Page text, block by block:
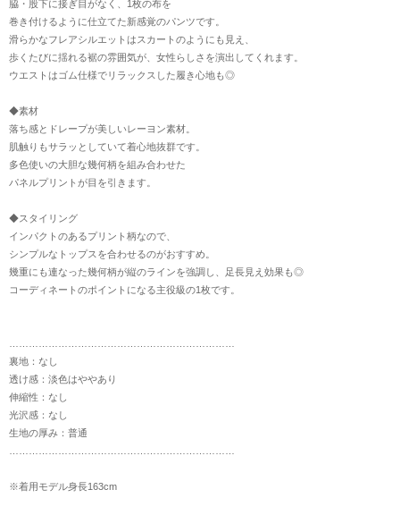
脇・股下に接ぎ目がなく、1枚の布を
巻き付けるように仕立てた新感覚のパンツです。
滑らかなフレアシルエットはスカートのようにも見え、
歩くたびに揺れる裾の雰囲気が、女性らしさを演出してくれます。
ウエストはゴム仕様でリラックスした履き心地も◎
◆素材
落ち感とドレープが美しいレーヨン素材。
肌触りもサラッとしていて着心地抜群です。
多色使いの大胆な幾何柄を組み合わせた
パネルプリントが目を引きます。
◆スタイリング
インパクトのあるプリント柄なので、
シンプルなトップスを合わせるのがおすすめ。
幾重にも連なった幾何柄が縦のラインを強調し、足長見え効果も◎
コーディネートのポイントになる主役級の1枚です。
裏地：なし
透け感：淡色はややあり
伸縮性：なし
光沢感：なし
生地の厚み：普通
※着用モデル身長163cm